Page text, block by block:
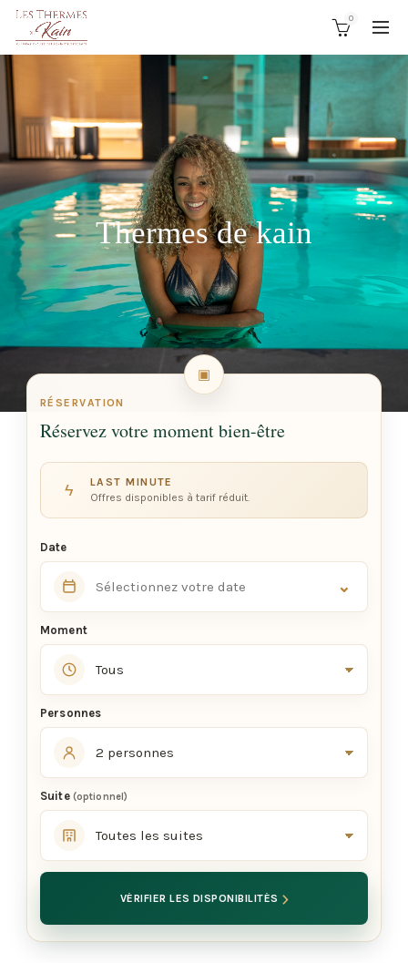
0
Thermes de kain
RÉSERVATION
Réservez votre moment bien-être
ϟ
LAST MINUTE
Offres disponibles à tarif réduit.
Date
⌄
Moment
Personnes
Suite (optionnel)
VÉRIFIER LES DISPONIBILITÉS ›